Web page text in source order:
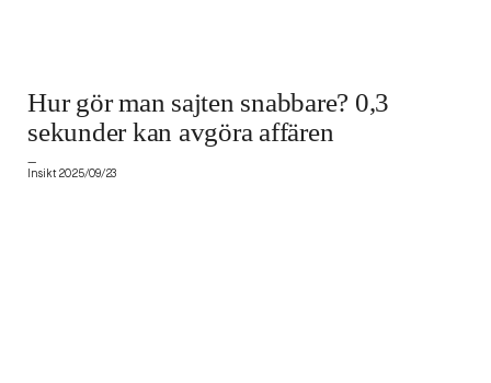
Hur gör man sajten snabbare? 0,3
sekunder kan avgöra affären
—
Insikt 2025/09/23